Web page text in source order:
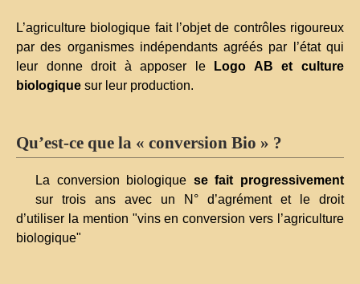
L’agriculture biologique fait l’objet de contrôles rigoureux
par des organismes indépendants agréés par l’état qui
leur donne droit à apposer le
Logo AB et culture
biologique sur leur production.
Qu’est-ce que la « conversion Bio » ?
La conversion biologique se fait progressivement
sur trois ans avec un N° d’agrément et le droit
d’utiliser la mention "vins en conversion vers l’agriculture
biologique"